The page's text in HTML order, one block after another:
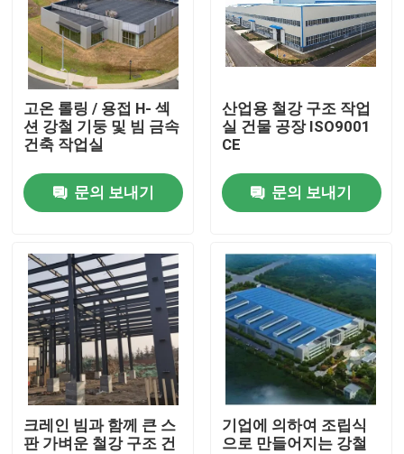
동영상
우리에 대하여
공장 여행
품질 관리
인용문을 요구하세요
철골 구조물 저장소
철골 구조물 워크샵
가벼운 철골 구조물
고온 롤링 / 용접 H- 섹
션 강철 기둥 및 빔 금속
건축 작업실
문의 보내기
산업용 철강 구조 작업
실 건물 공장 ISO9001
CE
문의 보내기
크레인 빔과 함께 큰 스
판 가벼운 철강 구조 건
기업에 의하여 조립식
으로 만들어지는 강철